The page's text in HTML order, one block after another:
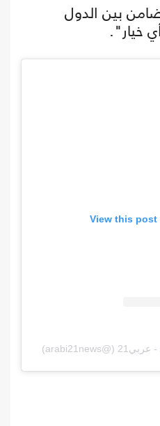
بين الدول
خيار".
View this post